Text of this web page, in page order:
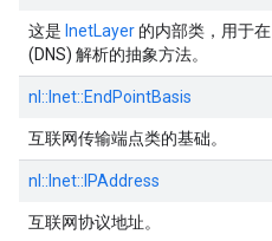
这是 InetLayer 的内部类，用于在
(DNS) 解析的抽象方法。
nl:: Inet::EndPointBasis
互联网传输端点类的基础。
nl:: Inet:: IPAddress
互联网协议地址。